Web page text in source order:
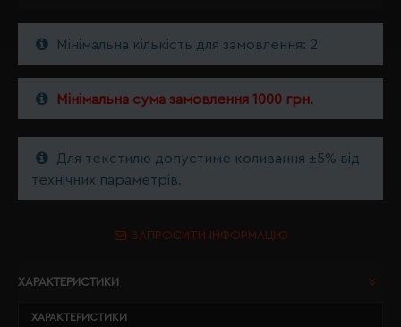
Мінімальна кількість для замовлення: 2
Мінімальна сума замовлення 1000 грн.
Для текстилю допустиме коливання ±5% від
технічних параметрів.
ЗАПРОСИТИ ІНФОРМАЦІЮ
ХАРАКТЕРИСТИКИ
ХАРАКТЕРИСТИКИ